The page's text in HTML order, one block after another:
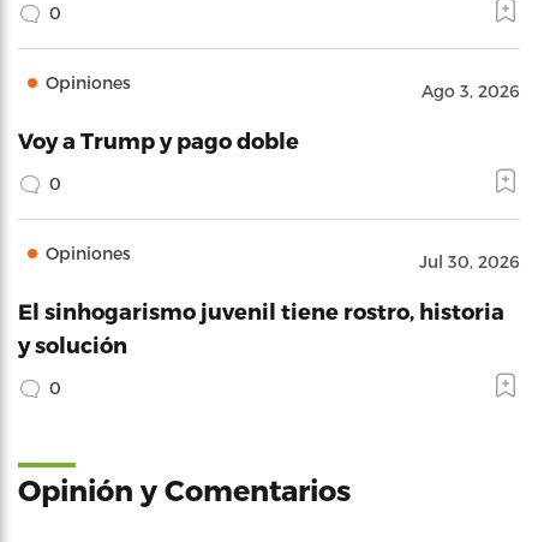
0
Opiniones Ago 3, 2026
Voy a Trump y pago doble
0
Opiniones Jul 30, 2026
El sinhogarismo juvenil tiene rostro, historia
y solución
0
Opinión y Comentarios